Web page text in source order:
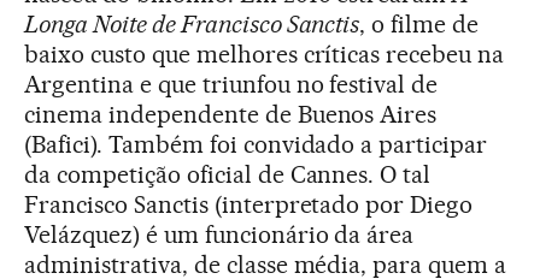
Longa Noite de Francisco Sanctis, o filme de
baixo custo que melhores críticas recebeu na
Argentina e que triunfou no festival de
cinema independente de Buenos Aires
(Bafici). Também foi convidado a participar
da competição oficial de Cannes. O tal
Francisco Sanctis (interpretado por Diego
Velázquez) é um funcionário da área
administrativa, de classe média, para quem a